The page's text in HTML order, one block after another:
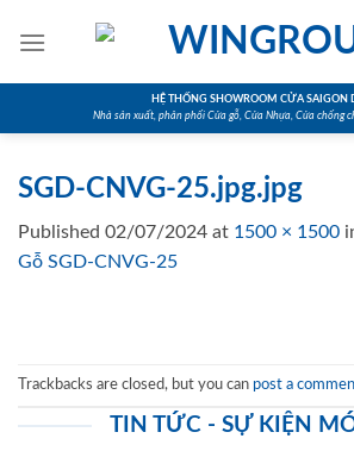
HỆ THỐNG SHOWROOM CỬA SAIGON
Nhà sản xuất, phân phối Cửa gỗ, Cửa Nhựa, Cửa chống
SGD-CNVG-25.jpg.jpg
Published 02/07/2024 at 1500 × 1500
Gỗ SGD-CNVG-25
Trackbacks are closed, but you can post a
TIN TỨC - SỰ KIỆN